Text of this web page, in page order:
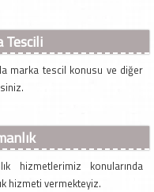
Tescili
marka tescil konusu ve diğer
hizmetlerimiz konularında
hizmeti vermekteyiz.